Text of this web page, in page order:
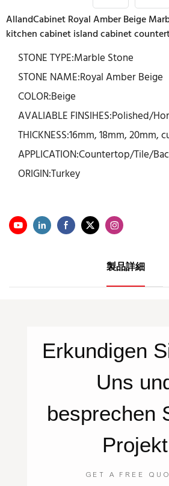
AllandCabinet Royal Amber Beige
kitchen cabinet island cabinet
STONE TYPE:Marble Stone
STONE NAME:Royal Amber Beige
COLOR:Beige
AVALIABLE FINSIHES:Polished/
THICKNESS:16mm, 18mm, 20mm,
APPLICATION:Countertop/Tile/
ORIGIN:Turkey
製品詳細
Erkundigen
Uns
besprechen
Projekt
GET A FREE